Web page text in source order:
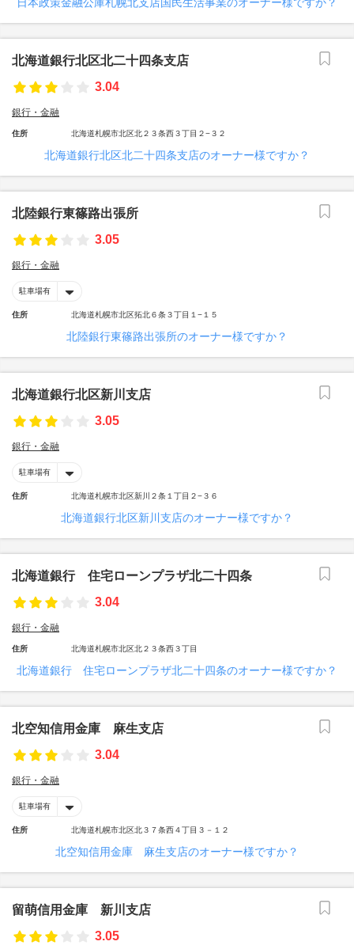
北海道銀行北区北二十四条支店
3.04
銀行・金融
住所 北海道札幌市北区北２３条西３丁目２−３２
北海道銀行北区北二十四条支店のオーナー様ですか？
北陸銀行東篠路出張所
3.05
銀行・金融
駐車場有
住所 北海道札幌市北区拓北６条３丁目１−１５
北陸銀行東篠路出張所のオーナー様ですか？
北海道銀行北区新川支店
3.05
銀行・金融
駐車場有
住所 北海道札幌市北区新川２条１丁目２−３６
北海道銀行北区新川支店のオーナー様ですか？
北海道銀行 住宅ローンプラザ北二十四条
3.04
銀行・金融
住所 北海道札幌市北区北２３条西３丁目
北海道銀行 住宅ローンプラザ北二十四条のオーナー様ですか？
北空知信用金庫 麻生支店
3.04
銀行・金融
駐車場有
住所 北海道札幌市北区北３７条西４丁目３－１２
北空知信用金庫 麻生支店のオーナー様ですか？
留萌信用金庫 新川支店
3.05